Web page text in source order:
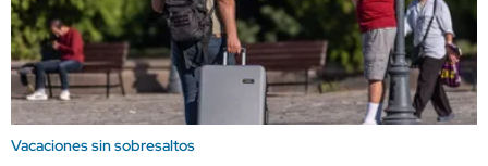
Vacaciones sin sobresaltos